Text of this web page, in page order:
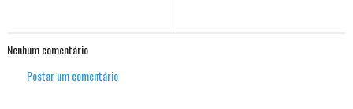
Nenhum comentário
Postar um comentário